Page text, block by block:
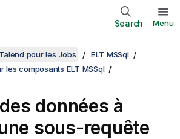
Search Menu
pour les Jobs
ELT MSSql
les composants ELT MSSql
données à
sous-requête